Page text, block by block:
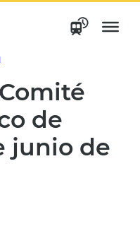
de
junio de